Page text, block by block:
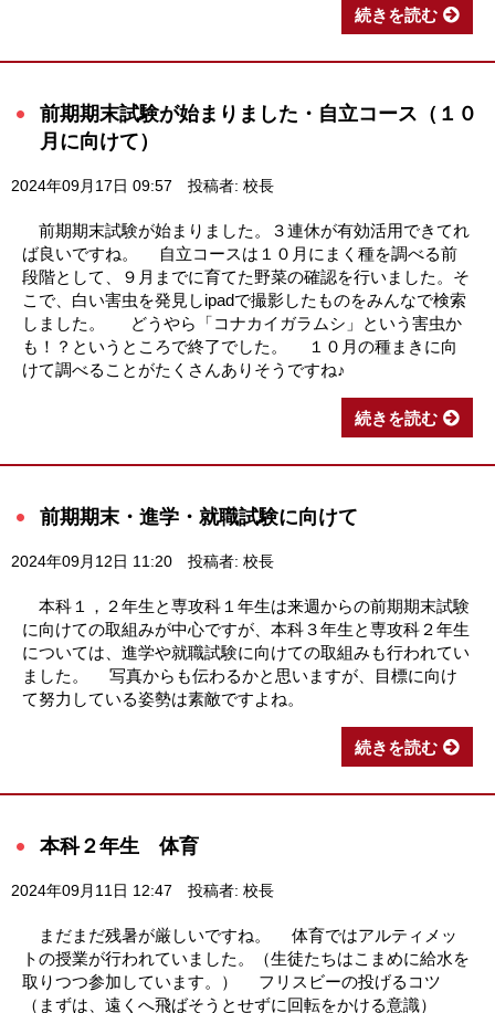
続きを読む
前期期末試験が始まりました・自立コース（１０
月に向けて）
2024年09月17日 09:57 投稿者: 校長
前期期末試験が始まりました。３連休が有効活用できてれ
ば良いですね。 自立コースは１０月にまく種を調べる前
段階として、９月までに育てた野菜の確認を行いました。そ
こで、白い害虫を発見しipadで撮影したものをみんなで検索
しました。 どうやら「コナカイガラムシ」という害虫か
も！？というところで終了でした。 １０月の種まきに向
けて調べることがたくさんありそうですね♪
続きを読む
前期期末・進学・就職試験に向けて
2024年09月12日 11:20 投稿者: 校長
本科１，２年生と専攻科１年生は来週からの前期期末試験
に向けての取組みが中心ですが、本科３年生と専攻科２年生
については、進学や就職試験に向けての取組みも行われてい
ました。 写真からも伝わるかと思いますが、目標に向け
て努力している姿勢は素敵ですよね。
続きを読む
本科２年生 体育
2024年09月11日 12:47 投稿者: 校長
まだまだ残暑が厳しいですね。 体育ではアルティメッ
トの授業が行われていました。（生徒たちはこまめに給水を
取りつつ参加しています。） フリスビーの投げるコツ
（まずは、遠くへ飛ばそうとせずに回転をかける意識）